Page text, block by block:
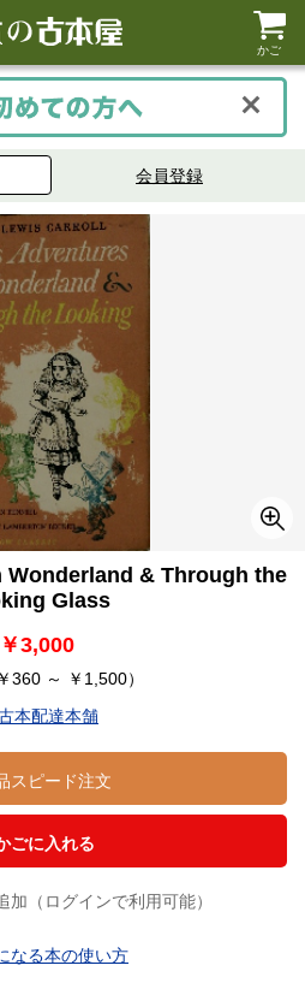
かご
会員登録
& Through the
Glass
￥3,000
360 ～ ￥1,500）
本配達本舗
スピード注文
ごに入れる
加（ログインで利用可能）
なる本の使い方